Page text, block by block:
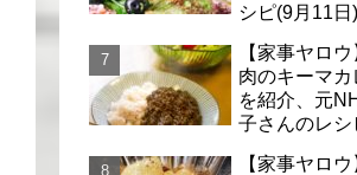
シピ(9月11
【家事ヤロ
肉のキーマ
を紹介、元
子さんのレシ
【家事ヤロ